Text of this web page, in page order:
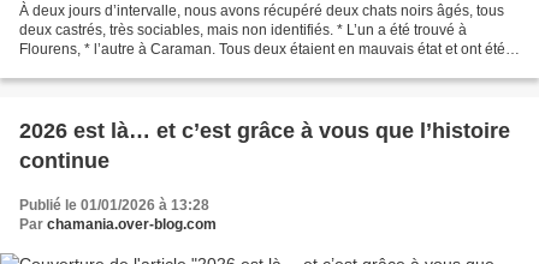
À deux jours d’intervalle, nous avons récupéré deux chats noirs âgés, tous
deux castrés, très sociables, mais non identifiés. * L’un a été trouvé à
Flourens, * l’autre à Caraman. Tous deux étaient en mauvais état et ont été
2026 est là… et c’est grâce à vous que l’histoire
continue
Publié le 01/01/2026 à 13:28
Par chamania.over-blog.com